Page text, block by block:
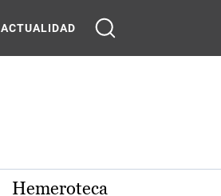
ACTUALIDAD
Hemeroteca